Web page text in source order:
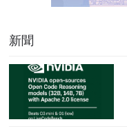
新聞